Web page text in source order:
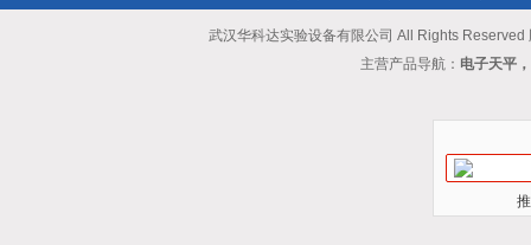
武汉华科达实验设备有限公司 All Rights Reserved
主营产品导航： 电子天平